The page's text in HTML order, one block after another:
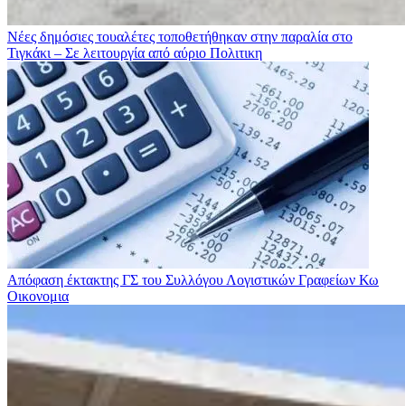
Νέες δημόσιες τουαλέτες τοποθετήθηκαν στην παραλία στο
Τιγκάκι – Σε λειτουργία από αύριο Πολιτικη
Απόφαση έκτακτης ΓΣ του Συλλόγου Λογιστικών Γραφείων Κω
Οικονομια